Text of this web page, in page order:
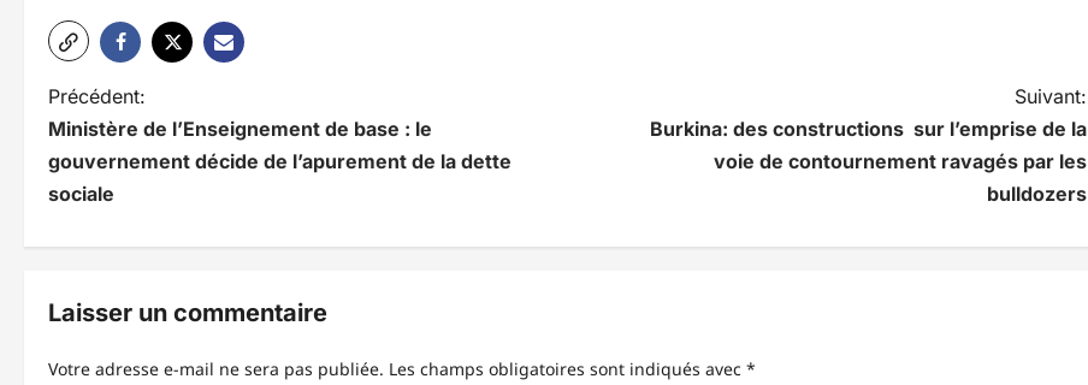
N
a
v
a
t
Précédent:
Ministère de l’Enseignement de base : le
gouvernement décide de l’apurement de la dette
sociale
Suivant:
Burkina: des constructions sur l’emprise de la
voie de contournement ravagés par les
bulldozers
Laisser un commentaire
Votre adresse e-mail ne sera pas publiée. Les champs obligatoires sont indiqués avec *